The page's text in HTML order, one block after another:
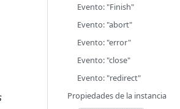
Evento: "Finish"
Evento: "abort"
Evento: "error"
Evento: "close"
Evento: "redirect"
Propiedades de la instancia